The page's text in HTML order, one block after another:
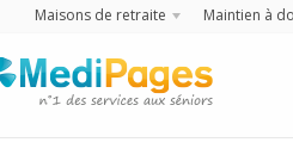
Maisons de retraite Maintien à